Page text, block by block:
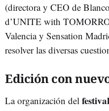
(directora y CEO de
d’UNITE with
Valencia y Sensation
resolver las diversas
Edición con
La organización del festival